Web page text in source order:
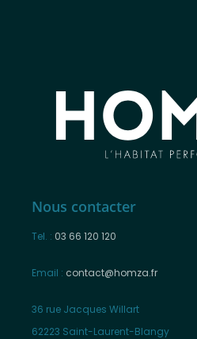
Nous contacter
Tel. : 03 66 120 120
Email : contact@homza.fr
36 rue Jacques Willart
62223 Saint-Laurent-Blangy